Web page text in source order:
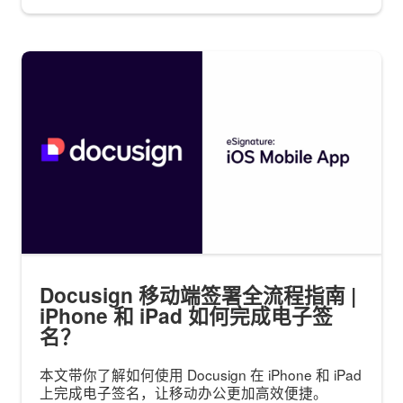
Docusign 移动端签署全流程指南 |
iPhone 和 iPad 如何完成电子签
名？
本文带你了解如何使用 Docusign 在 iPhone 和 iPad
上完成电子签名，让移动办公更加高效便捷。